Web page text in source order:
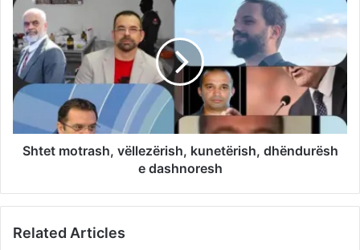
Shtet motrash, vëllezërish, kunetërish, dhëndurësh
e dashnoresh
Related Articles